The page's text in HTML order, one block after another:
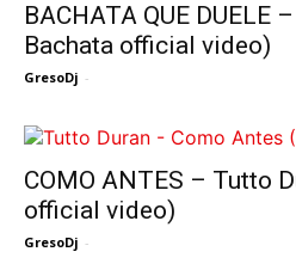
BACHATA QUE DUELE
Bachata official video)
GresoDj -
COMO ANTES – Tutto
official video)
GresoDj -